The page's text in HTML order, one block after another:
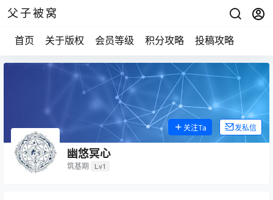
父子被窝
首页 关于版权 会员等级 积分攻略 投稿攻略
幽悠冥心
筑基期 Lv1
关注Ta 发私信